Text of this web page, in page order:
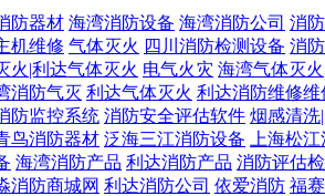
防器材 海湾消防设备 海湾消防公司 消
机维修 气体灭火 四川消防检测设备 消
火|利达气体灭火 电气火灾 海湾气体灭
消防气灭 利达气体灭火 利达消防维修维
防监控系统 消防安全评估软件 烟感清洗
鸟消防器材 泛海三江消防设备
上海松
海湾消防产品 利达消防产品 消防评估
消防商城网 利达消防公司 依爱消防 福